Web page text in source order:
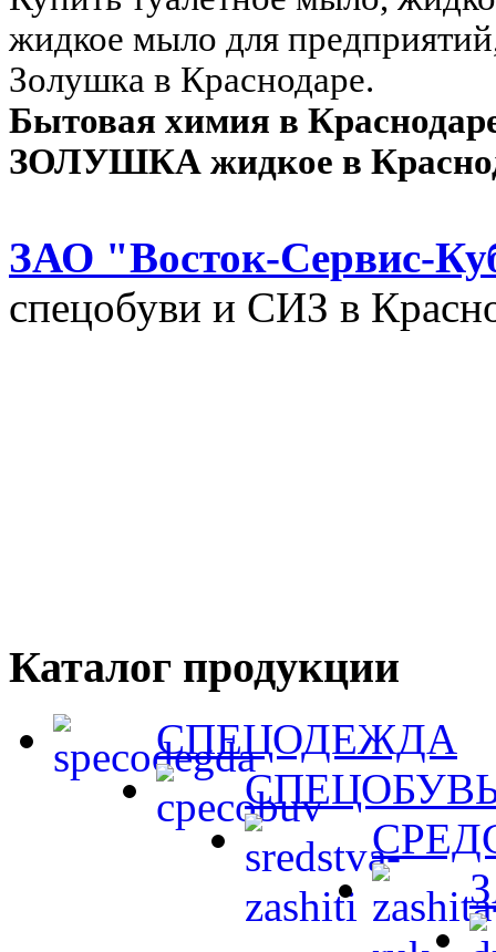
жидкое мыло для
Золушка в Краснодаре.
Бытовая химия в
ЗОЛУШКА жидкое в
ЗАО "Восток-Сервис-
спецобуви и СИЗ в
Каталог продукции
СПЕЦОДЕЖДА